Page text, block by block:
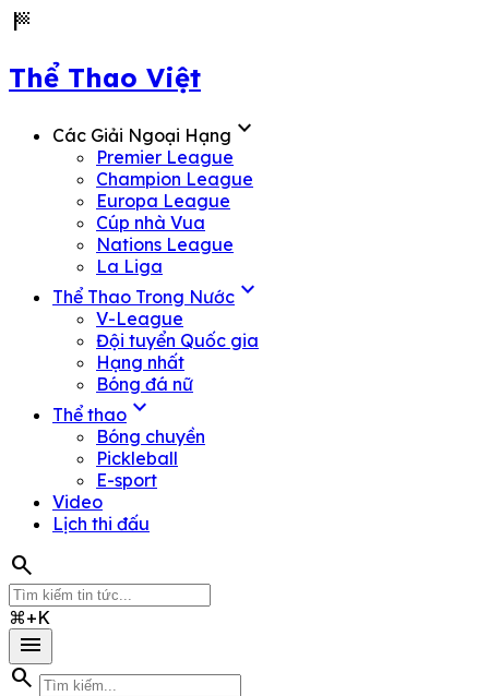
sports_score
Thể Thao Việt
Các Giải Ngoại Hạng expand_more
Premier League
Champion League
Europa League
Cúp nhà Vua
Nations League
La Liga
Thể Thao Trong Nước expand_more
V-League
Đội tuyển Quốc gia
Hạng nhất
Bóng đá nữ
Thể thao expand_more
Bóng chuyền
Pickleball
E-sport
Video
Lịch thi đấu
search
⌘+K
menu
search